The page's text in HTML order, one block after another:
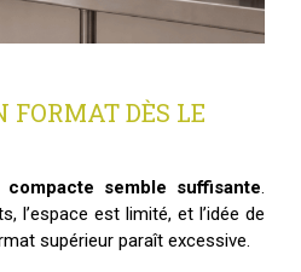
FORMAT DÈS LE
compacte semble suffisante
l’espace est limité, et l’idée de
supérieur paraît excessive.